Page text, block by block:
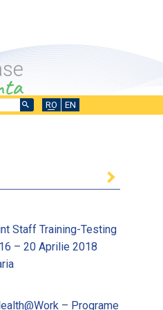
RO EN
Staff Training-Testing
– 20 Aprilie 2018
– Programe